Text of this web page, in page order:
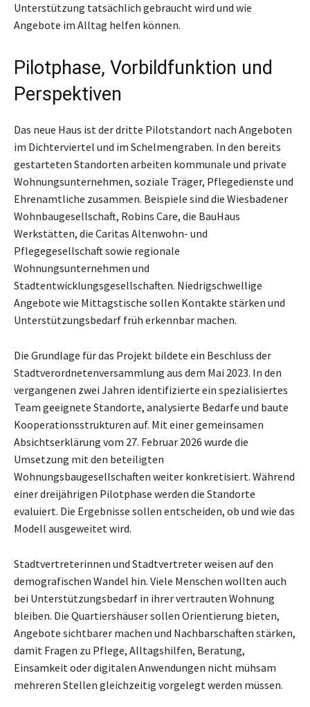
Unterstützung tatsächlich gebraucht wird und wie
Angebote im Alltag helfen können.
Pilotphase, Vorbildfunktion und
Perspektiven
Das neue Haus ist der dritte Pilotstandort nach Angeboten
im Dichterviertel und im Schelmengraben. In den bereits
gestarteten Standorten arbeiten kommunale und private
Wohnungsunternehmen, soziale Träger, Pflegedienste und
Ehrenamtliche zusammen. Beispiele sind die Wiesbadener
Wohnbaugesellschaft, Robins Care, die BauHaus
Werkstätten, die Caritas Altenwohn- und
Pflegegesellschaft sowie regionale
Wohnungsunternehmen und
Stadtentwicklungsgesellschaften. Niedrigschwellige
Angebote wie Mittagstische sollen Kontakte stärken und
Unterstützungsbedarf früh erkennbar machen.
Die Grundlage für das Projekt bildete ein Beschluss der
Stadtverordnetenversammlung aus dem Mai 2023. In den
vergangenen zwei Jahren identifizierte ein spezialisiertes
Team geeignete Standorte, analysierte Bedarfe und baute
Kooperationsstrukturen auf. Mit einer gemeinsamen
Absichtserklärung vom 27. Februar 2026 wurde die
Umsetzung mit den beteiligten
Wohnungsbaugesellschaften weiter konkretisiert. Während
einer dreijährigen Pilotphase werden die Standorte
evaluiert. Die Ergebnisse sollen entscheiden, ob und wie das
Modell ausgeweitet wird.
Stadtvertreterinnen und Stadtvertreter weisen auf den
demografischen Wandel hin. Viele Menschen wollten auch
bei Unterstützungsbedarf in ihrer vertrauten Wohnung
bleiben. Die Quartiershäuser sollen Orientierung bieten,
Angebote sichtbarer machen und Nachbarschaften stärken,
damit Fragen zu Pflege, Alltagshilfen, Beratung,
Einsamkeit oder digitalen Anwendungen nicht mühsam
mehreren Stellen gleichzeitig vorgelegt werden müssen.